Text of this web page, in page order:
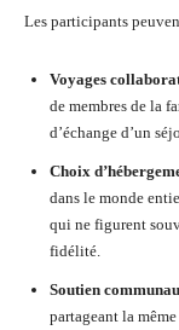
Les participants
Voyages
de membres de la
d’échange d’un
Choix
dans le monde
qui ne figurent
fidélité.
Soutien
partageant la